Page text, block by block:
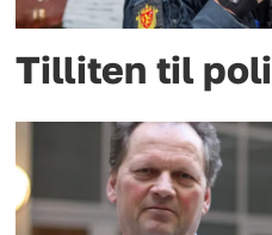
Tilliten til